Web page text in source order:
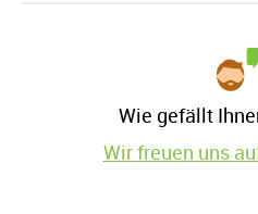
Wie gefällt
Wir freuen uns